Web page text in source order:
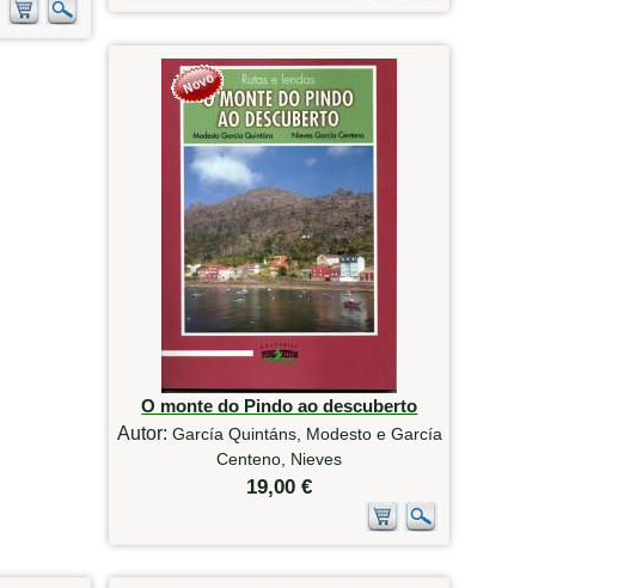
O monte do Pindo ao descuberto
Autor: García Quintáns, Modesto e García
Centeno, Nieves
19,00 €